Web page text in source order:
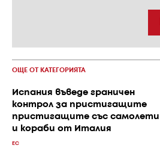
ОЩЕ ОТ КАТЕГОРИЯТА
Испания въведе граничен
контрол за пристигащите
пристигащите със самолети
и кораби от Италия
ЕС